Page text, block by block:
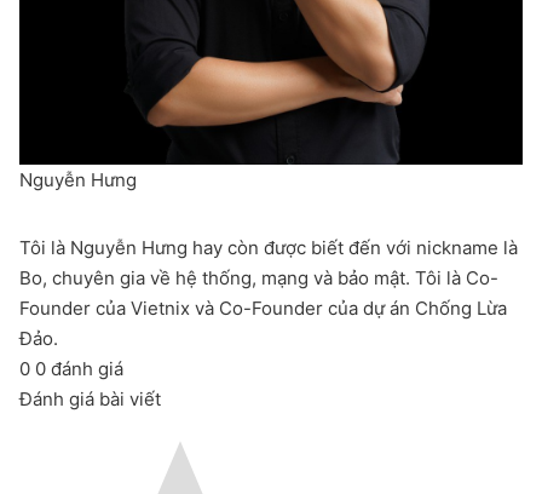
Nguyễn Hưng
Tôi là Nguyễn Hưng hay còn được biết đến với nickname là
Bo, chuyên gia về hệ thống, mạng và bảo mật. Tôi là Co-
Founder của Vietnix và Co-Founder của dự án Chống Lừa
Đảo.
0 0 đánh giá
Đánh giá bài viết